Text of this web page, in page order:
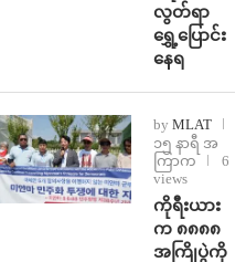
လွတ်ရာ
ရွှေ့ပြောင်း
နေရ
by MLAT
၁၅ နာရီ အ
ကြာက
6
views
ကိုရီးယား
က ၈၈၈၈
အကြိုပွဲကို